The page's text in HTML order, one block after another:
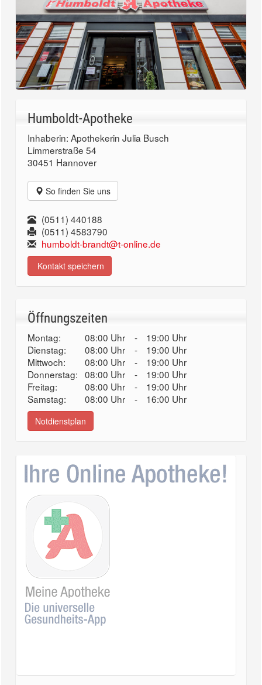
Humboldt-Apotheke
Inhaberin: Apothekerin Julia Busch
Limmerstraße 54
30451 Hannover
So finden Sie uns
(0511) 440188
(0511) 4583790
humboldt-brandt@t-online.de
Kontakt speichern
Öffnungszeiten
Montag: 08:00 Uhr -
19:00 Uhr
Dienstag:
08:00 Uhr -
19:00 Uhr
Mittwoch:
08:00 Uhr -
19:00 Uhr
Donnerstag: 08:00 Uhr -
19:00 Uhr
Freitag:
08:00 Uhr -
19:00 Uhr
Samstag:
08:00 Uhr - 16:00 Uhr
Notdienstplan